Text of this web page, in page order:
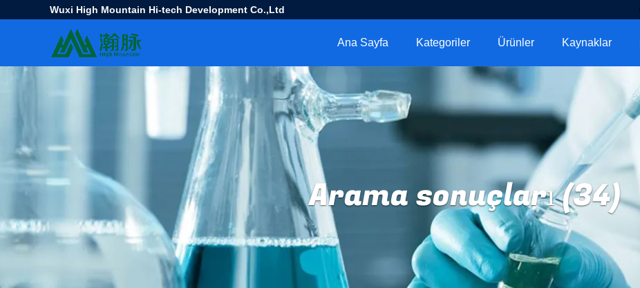
Wuxi High Mountain Hi-tech Development Co.,Ltd
Ana Sayfa Kategoriler Ürünler Kaynaklar
Arama sonuçları (34)